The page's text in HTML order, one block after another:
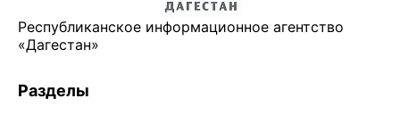
Республиканское информационное агентство
«Дагестан»
Разделы